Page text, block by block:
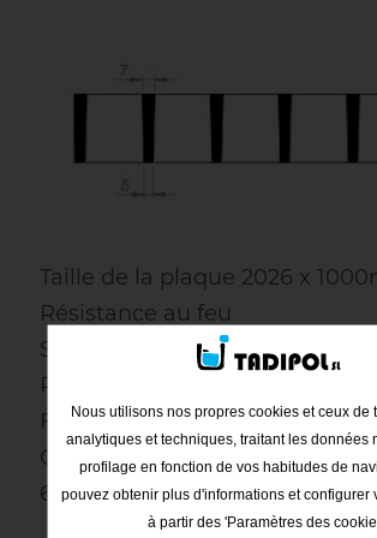
Taille de la plaque 2026 x
Résistance au feu
Surface antidérapante R13
Poids 19,5 kg/m2
Finition : Sablé
Couleur : Gris
68% de surface ouverte
Nous utilisons nos propres cookies et ceux de
analytiques et techniques, traitant les données
profilage en fonction de vos habitudes de
pouvez obtenir plus d'informations et configurer
à partir des 'Paramètres des